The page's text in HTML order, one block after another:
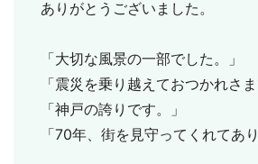
ありがとうございました。
「大切な風景の一部でした。」
「震災を乗り越えておつかれさま
「神戸の誇りです。」
「70年、街を見守ってくれてあ